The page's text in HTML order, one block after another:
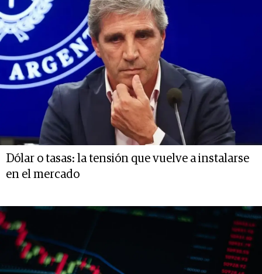
Dólar o tasas: la tensión que vuelve a instalarse
en el mercado